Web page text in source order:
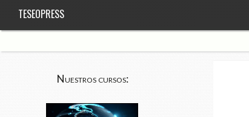
TESEOPRESS
Nuestros cursos: